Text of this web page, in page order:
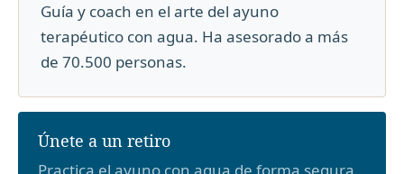
Guía y coach en el arte del ayuno
terapéutico con agua. Ha asesorado a más
de 70.500 personas.
Únete a un retiro